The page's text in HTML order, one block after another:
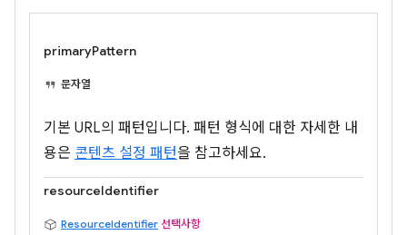
primaryPattern
문자열
기본 URL의 패턴입니다. 패턴 형식에 대한 자세한 내
용은 콘텐츠 설정 패턴을 참고하세요.
resourceIdentifier
ResourceIdentifier 선택사항